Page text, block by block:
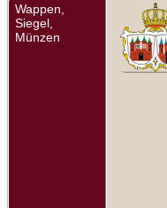
Wappen,
Siegel,
Münzen